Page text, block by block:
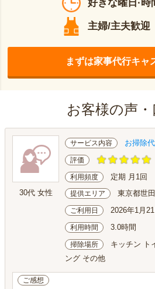
好きな曜日·時
主婦/主夫歓迎
まずは家事代行キャ
お客様の声・
30代 女性
サービス内容 お掃除
評価
利用頻度 定期 月1回
提供エリア 東京都世
ご利用日 2026年1月
利用時間 3.0時間
掃除場所
キッチン ト
ング その他
ご感想